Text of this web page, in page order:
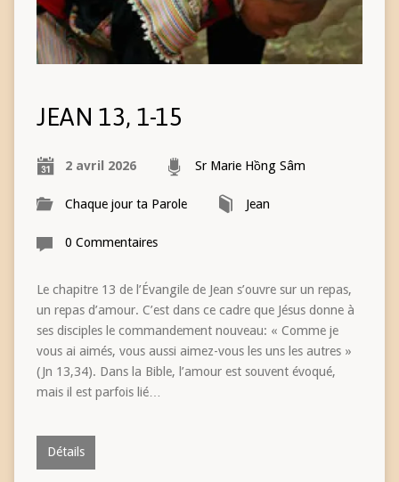
JEAN 13, 1-15
2 avril 2026 Sr Marie Hồng Sâm
Chaque jour ta Parole Jean
0 Commentaires
Le chapitre 13 de l’Évangile de Jean s’ouvre sur un repas,
un repas d’amour. C’est dans ce cadre que Jésus donne à
ses disciples le commandement nouveau: « Comme je
vous ai aimés, vous aussi aimez-vous les uns les autres »
(Jn 13,34). Dans la Bible, l’amour est souvent évoqué,
mais il est parfois lié…
Détails